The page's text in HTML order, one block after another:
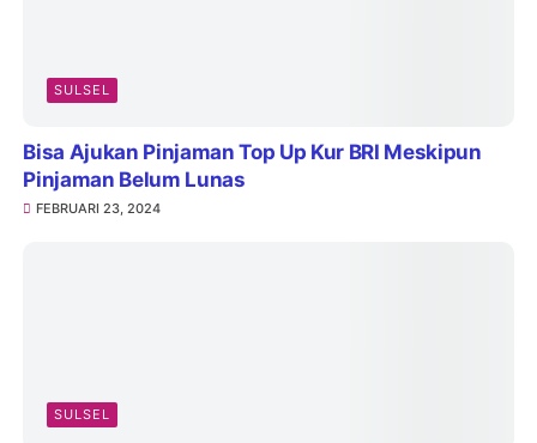
SULSEL
Bisa Ajukan Pinjaman Top Up Kur BRI Meskipun
Pinjaman Belum Lunas
FEBRUARI 23, 2024
SULSEL